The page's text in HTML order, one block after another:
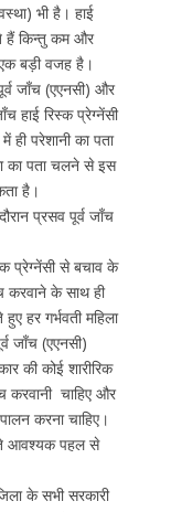
भी है। हाई
हैं किन्तु कम और
बड़ी वजह है।
जाँच (एएनसी) और
हाई रिस्क प्रेग्नेंसी
परेशानी का पता
का पता चलने से इस
है।
प्रसव पूर्व जाँच
प्रेग्नेंसी से बचाव के
करवाने के साथ ही
हर गर्भवती महिला
जाँच (एएनसी)
की कोई शारीरिक
करवानी चाहिए और
करना चाहिए।
आवश्यक पहल से
के सभी सरकारी